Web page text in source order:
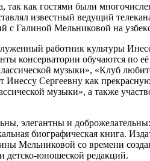
так как гостями были
известный ведущий
с Галиной Мельниковой на
работник культуры
консерватории обучаются
музыки», «Клуб
Инессу Сергеевну как
музыки», а также
элегантны и
биографическая книга.
Мельниковой со времени
детско-юношеской редакций.